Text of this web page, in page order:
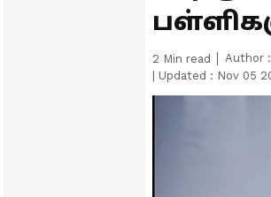
2 Min read Author :
Updated : Nov 05